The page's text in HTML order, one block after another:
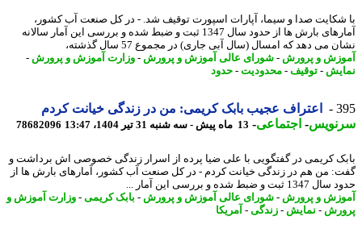
صدا و سیما، آپارات اسپورت توقیف شد. - در کل صنعت آب کشور،
آمارهای بارش ها از حدود سال 1347 ثبت و ضبط شده و بررسی این آمار سالانه
می دهد که امسال (سال آبی جاری) در مجموع 57 سال گذشته،
و پرورش-شورای عالی آموزش و پرورش-وزارت آموزش و پرورش-
-توقیف-محدودیت-حدود
اعتراف عجیب بابک کریمی: من در زندگی خیانت کردم
-اجتماعی-13 ماه پیش - سه شنبه 31 تیر 1404، 13:47 78682096
کریمی در گفتگویی با علی ضیا پرده از اسرار زندگی خصوصی اش برداشت و
من هم در زندگی خیانت کردم - در کل صنعت آب کشور، آمارهای بارش ها از
و ضبط شده و بررسی این آمار ...
و پرورش-شورای عالی آموزش و پرورش-بابک کریمی -وزارت آموزش و
-نمایش-زندگی-آمریکا